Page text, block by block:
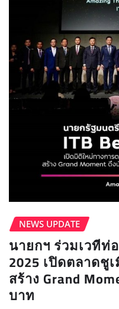
NEWS UPDATE​
นายกฯ ร่วมเวทีท่
2025 เปิดตลาดชู
สร้าง Grand
บาท